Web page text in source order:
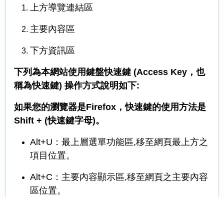
上方導覽連結區
主要內容區
下方資訊區
下列為本網站使用鍵盤快速鍵 (Access Key，也
稱為快速鍵) 操作方式說明如下:
如果您的瀏覽器是Firefox，快速鍵的使用方法是
Shift + (快速鍵字母)。
Alt+U：最上層選單功能區,移至網頁最上方之
項目位置。
Alt+C：主要內容顯示區,移至網頁之主要內容
區位置。